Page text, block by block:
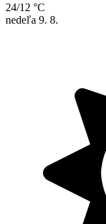
24/12 °C
nedeľa 9. 8.